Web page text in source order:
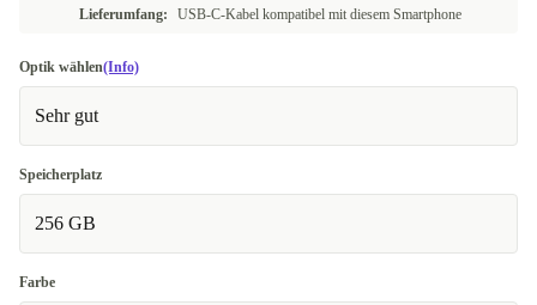
Lieferumfang:
USB-C-Kabel kompatibel mit diesem Smartphone
Optik wählen(Info)
Sehr gut
Speicherplatz
256 GB
Farbe